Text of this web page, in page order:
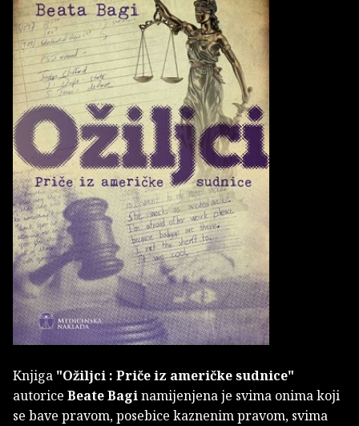
Knjiga "Ožiljci : Priče iz američke sudnice"
autorice Beate Baginamijenjena je svima onima koji
se bave pravom, posebice kaznenim pravom, svima